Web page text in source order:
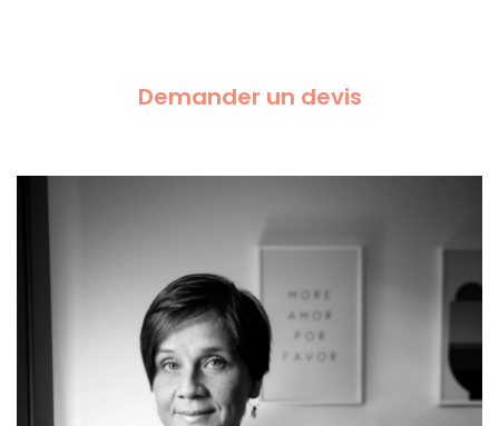
Demander un devis